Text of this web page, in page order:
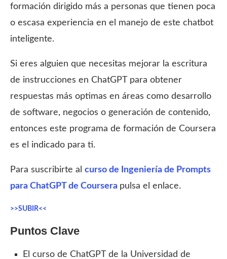
formación dirigido más a personas que tienen poca
o escasa experiencia en el manejo de este chatbot
inteligente.
Si eres alguien que necesitas mejorar la escritura
de instrucciones en ChatGPT para obtener
respuestas más optimas en áreas como desarrollo
de software, negocios o generación de contenido,
entonces este programa de formación de Coursera
es el indicado para ti.
Para suscribirte al curso de Ingeniería de Prompts
para ChatGPT de Coursera pulsa el enlace.
>>SUBIR<<
Puntos Clave
El curso de ChatGPT de la Universidad de